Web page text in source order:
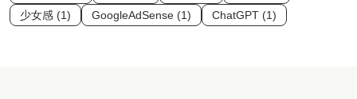
少女感 (1)
GoogleAdSense (1) ChatGPT (1)